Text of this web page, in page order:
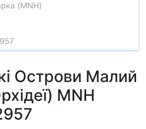
(MNH)
Острови Малий
MNH